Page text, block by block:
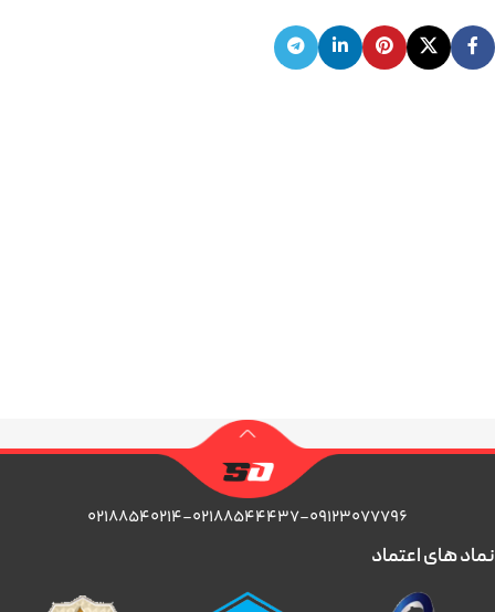
۰۲۱۸۸۵۴۰۲۱۴-۰۲۱۸۸۵۴۴۴۳۷-۰۹۱۲۳۰۷۷۷۹۶
نماد های اعتماد